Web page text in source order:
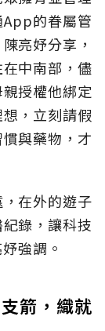
App的眷屬管
亮妤分享，
中南部，儘
授權他綁定
，立刻請假
與藥物，才
在外的遊子
錄，讓科技
強調。
箭，織就